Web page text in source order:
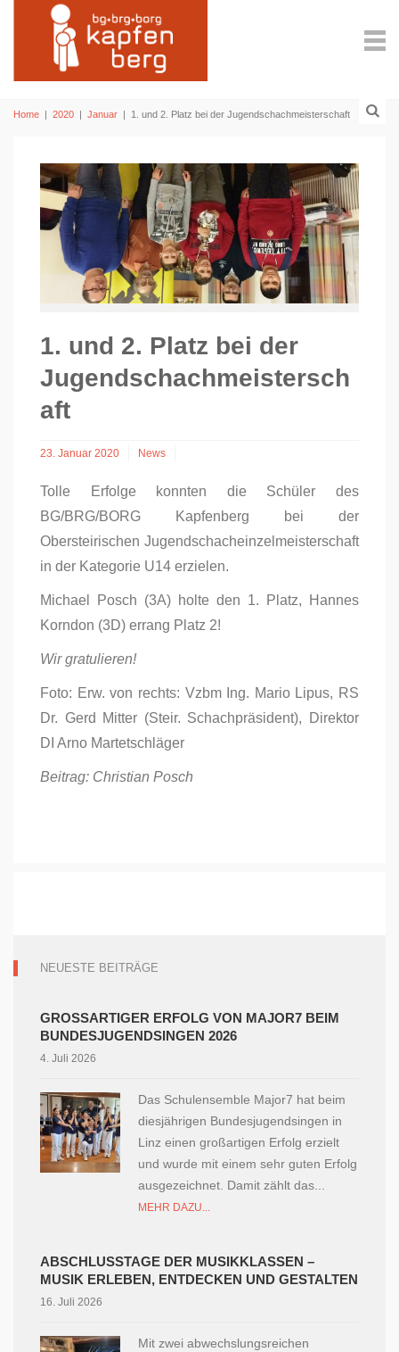
Home | 2020 | Januar | 1. und 2. Platz bei der Jugendschachmeisterschaft
1. und 2. Platz bei der
Jugendschachmeistersch
aft
23. Januar 2020 News
Tolle Erfolge konnten die Schüler des
BG/BRG/BORG Kapfenberg bei der
Obersteirischen Jugendschacheinzelmeisterschaft
in der Kategorie U14 erzielen.
Michael Posch (3A) holte den 1. Platz, Hannes
Korndon (3D) errang Platz 2!
Wir gratulieren!
Foto: Erw. von rechts: Vzbm Ing. Mario Lipus, RS
Dr. Gerd Mitter (Steir. Schachpräsident), Direktor
DI Arno Martetschläger
Beitrag: Christian Posch
NEUESTE BEITRÄGE
GROSSARTIGER ERFOLG VON MAJOR7 BEIM B
UNDESJUGENDSINGEN 2026
4. Juli 2026
Das Schulensemble Major7 hat beim
diesjährigen Bundesjugendsingen in
Linz einen großartigen Erfolg erzielt
und wurde mit einem sehr guten Erfolg
ausgezeichnet. Damit zählt das...
MEHR DAZU...
ABSCHLUSSTAGE DER MUSIKKLASSEN –
MUSIK ERLEBEN, ENTDECKEN UND GESTALTEN
16. Juli 2026
Mit zwei abwechslungsreichen